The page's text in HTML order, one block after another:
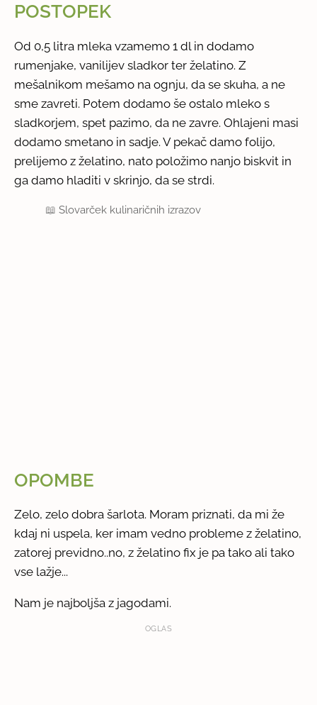
POSTOPEK
Od 0,5 litra mleka vzamemo 1 dl in dodamo
rumenjake, vanilijev sladkor ter želatino. Z
mešalnikom mešamo na ognju, da se skuha, a ne
sme zavreti. Potem dodamo še ostalo mleko s
sladkorjem, spet pazimo, da ne zavre. Ohlajeni masi
dodamo smetano in sadje. V pekač damo folijo,
prelijemo z želatino, nato položimo nanjo biskvit in
ga damo hladiti v skrinjo, da se strdi.
📖Slovarček kulinaričnih izrazov
OPOMBE
Zelo, zelo dobra šarlota. Moram priznati, da mi že
kdaj ni uspela, ker imam vedno probleme z želatino,
zatorej previdno..no, z želatino fix je pa tako ali tako
vse lažje...
Nam je najboljša z jagodami.
OGLAS